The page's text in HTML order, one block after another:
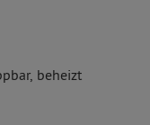
beheizt